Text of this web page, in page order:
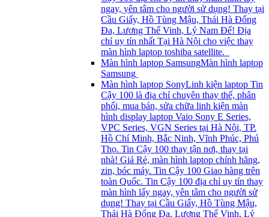
ngay, yên tâm cho người sử dụng! Thay tại
Cầu Giấy, Hồ Tùng Mậu, Thái Hà Đống
Đa, Lương Thể Vinh, Lý Nam Đế! Địa
chỉ uy tín nhất Tại Hà Nội cho việc thay
màn hình laptop toshiba satellite.
Màn hình laptop SamsungMàn hình laptop
Samsung
Màn hình laptop SonyLinh kiện laptop Tin
Cậy 100 là địa chỉ chuyên thay thế, phân
phối, mua bán, sửa chữa linh kiện màn
hình display laptop Vaio Sony E Series,
VPC Series, VGN Series tại Hà Nội, TP.
Hồ Chí Minh, Bắc Ninh, Vĩnh Phúc, Phú
Thọ. Tin Cậy 100 thay tận nơi, thay tại
nhà! Giá Rẻ, màn hình laptop chính hãng,
zin, bóc máy. Tin Cậy 100 Giao hàng trên
toàn Quốc. Tin Cậy 100 địa chỉ uy tín thay
màn hình lấy ngay, yên tâm cho người sử
dụng! Thay tại Cầu Giấy, Hồ Tùng Mậu,
Thái Hà Đống Đa, Lương Thể Vinh, Lý